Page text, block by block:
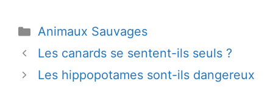
Catégories
Animaux Sauvages
Les canards se sentent-ils seuls ?
Les hippopotames sont-ils dangereux